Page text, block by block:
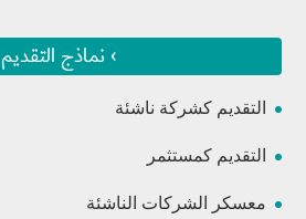
› نماذج التقديم
التقديم كشركة ناشئة
التقديم كمستثمر
معسكر الشركات الناشئة